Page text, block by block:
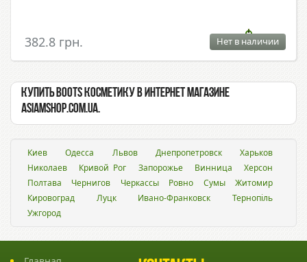
382.8 грн. Нет в наличии
Купить Boots косметику в интернет магазине
Asiamshop.com.ua.
Киев Одесса Львов Днепропетровск
Харьков
Николаев
Кривой Рог Запорожье Винница
Херсон
Полтава
Чернигов Черкассы Ровно Сумы
Житомир
Кировоград
Луцк Ивано-Франковск
Тернопіль
Ужгород